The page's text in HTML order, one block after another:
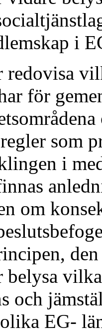
i
för
som
i
om
belysa
och
EG-